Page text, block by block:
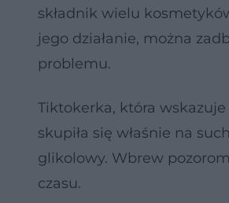
składnik wielu
jego działanie, można
problemu.
Tiktokerka, która
skupiła się właśnie na
glikolowy. Wbrew
czasu.